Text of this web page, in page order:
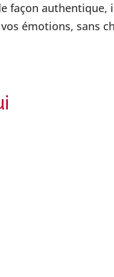
authentique,
émotions, sans